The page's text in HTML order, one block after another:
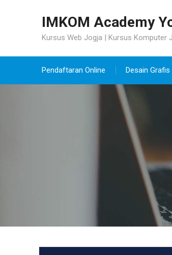
IMKOM Academy
Kursus Web Jogja | Kursus Komputer
Pendaftaran Online Desain Grafis